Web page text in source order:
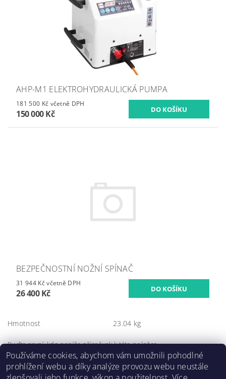
AHP-M1 ELEKTROHYDRAULICKÁ PUMPA
181 500 Kč včetně DPH
150 000 Kč
BEZPEČNOSTNÍ NOŽNÍ SPÍNAČ
31 944 Kč včetně DPH
26 400 Kč
Hmotnost 23.04 kg
Buďte první, kdo napíše příspěvek k této položce.
Přidat komentář
Používáme cookies, abychom vám umožnili pohodlné
prohlížení webu a díky analýze provozu webu neustále